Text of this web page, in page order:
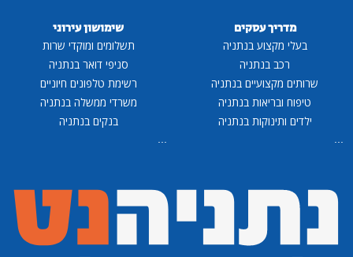
מדריך עסקים
בעלי מקצוע בנתניה
רכב בנתניה
שרותים מקצועיים בנתניה
טיפוח ובריאות בנתניה
ילדים ותינוקות בנתניה
...
שימושון עירוני
תשלומים ומוקדי שרות
סניפי דואר בנתניה
רשימת טלפונים חיוניים
משרדי ממשלה בנתניה
בנקים בנתניה
...